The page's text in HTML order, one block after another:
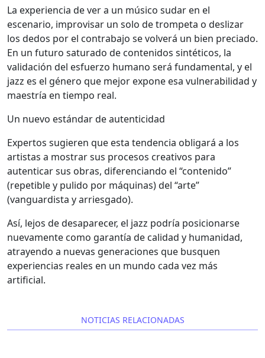
La experiencia de ver a un músico sudar en el
escenario, improvisar un solo de trompeta o deslizar
los dedos por el contrabajo se volverá un bien preciado.
En un futuro saturado de contenidos sintéticos, la
validación del esfuerzo humano será fundamental, y el
jazz es el género que mejor expone esa vulnerabilidad y
maestría en tiempo real.
Un nuevo estándar de autenticidad
Expertos sugieren que esta tendencia obligará a los
artistas a mostrar sus procesos creativos para
autenticar sus obras, diferenciando el “contenido”
(repetible y pulido por máquinas) del “arte”
(vanguardista y arriesgado).
Así, lejos de desaparecer, el jazz podría posicionarse
nuevamente como garantía de calidad y humanidad,
atrayendo a nuevas generaciones que busquen
experiencias reales en un mundo cada vez más
artificial.
NOTICIAS RELACIONADAS